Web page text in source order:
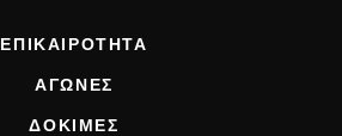
ΕΠΙΚΑΙΡΟΤΗΤΑ
ΑΓΩΝΕΣ
ΔΟΚΙΜΕΣ